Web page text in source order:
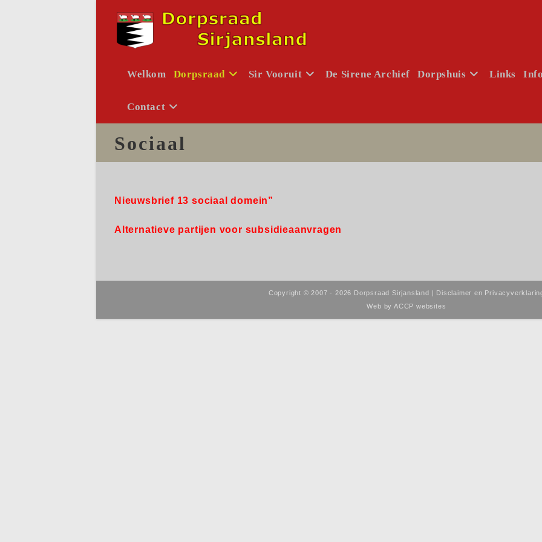
Welkom Dorpsraad Sir Vooruit De Sirene Archief Dorpshuis Links
Contact
Sociaal
Nieuwsbrief 13 sociaal domein”
Alternatieve partijen voor subsidieaanvragen
Copyright © 2007 - 2026 Dorpsraad Sirjansland | Disclaimer en
Web byACCP websites